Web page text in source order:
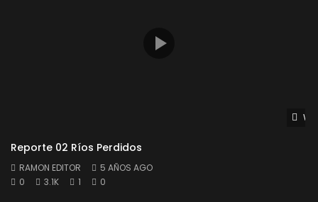
Reporte 02 Ríos Perdidos
RAMON EDITOR
5 AÑOS AGO
0
3.1K 1 0